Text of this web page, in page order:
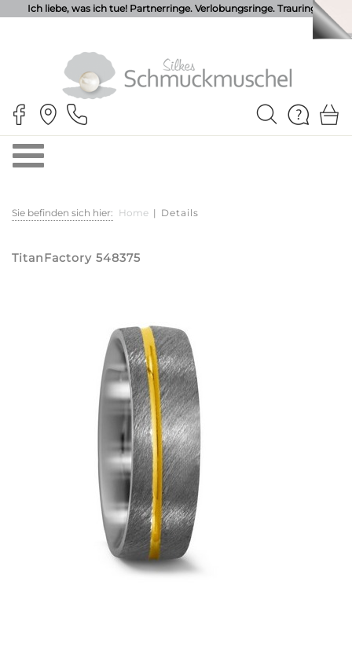
Ich liebe, was ich tue! Partnerringe. Verlobungsringe. Trauringe.
Sie befinden sich hier: Home | Details
TitanFactory 548375